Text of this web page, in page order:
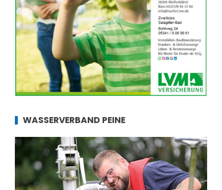
WASSERVERBAND PEINE